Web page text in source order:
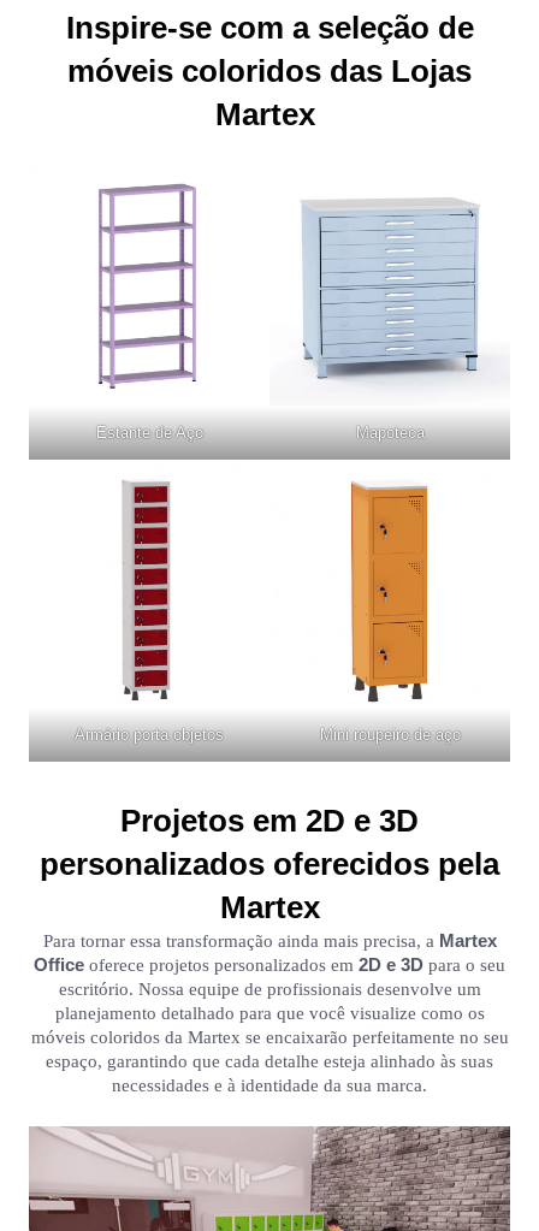
Inspire-se com a seleção de
móveis coloridos das Lojas
Martex
Estante de Aço Mapoteca
Armário porta objetos Mini roupeiro de aço
Projetos em 2D e 3D
personalizados oferecidos pela
Martex
Para tornar essa transformação ainda mais precisa, a Martex
Office oferece projetos personalizados em 2D e 3D para o seu
escritório. Nossa equipe de profissionais desenvolve um
planejamento detalhado para que você visualize como os
móveis coloridos da Martex se encaixarão perfeitamente no seu
espaço, garantindo que cada detalhe esteja alinhado às suas
necessidades e à identidade da sua marca.